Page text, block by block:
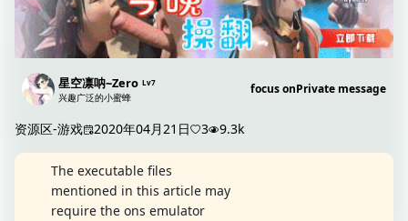
星空凛呐~Zero Lv7
兴趣广泛的小蜜蜂
focus onPrivate message
资源区-游戏 2020年04月21日 3 9.3k
The executable files
mentioned in this article may
require the ons emulator